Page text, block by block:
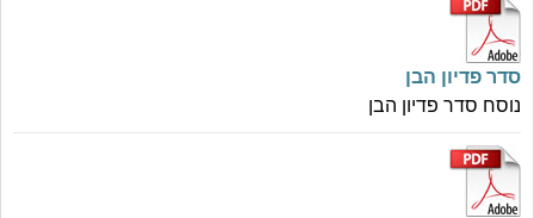
סדר פדיון הבן
נוסח סדר פדיון הבן